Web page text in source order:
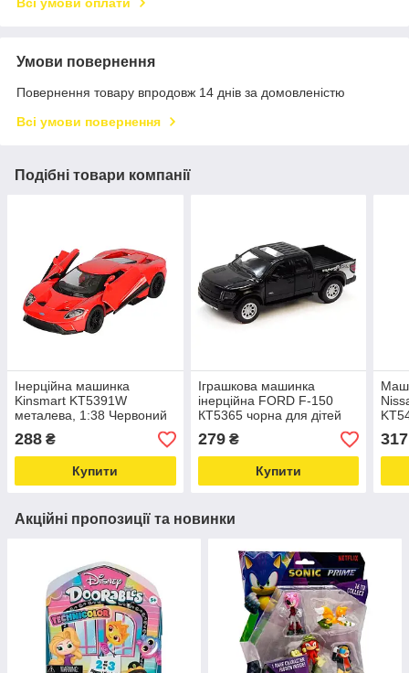
Умови повернення
Повернення товару впродовж 14 днів за домовленістю
Всі умови повернення
Подібні товари компанії
Інерційна машинка
Kinsmart KT5391W
металева, 1:38 Червоний
Love&Life -online-
multimarket-
288 ₴
Купити
Іграшкова машинка
інерційна FORD F-150
КТ5365 чорна для дітей
колекційна Love&Life -
online-multimarket-
279₴
Купити
317
Акційні пропозиції та новинки